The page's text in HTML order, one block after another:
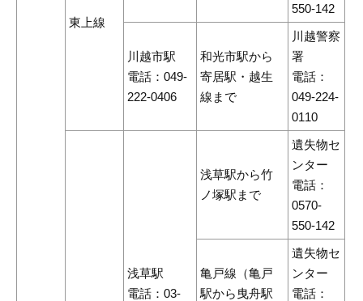
東上線
550-142
川越市駅
電話：049-
222-0406
和光市駅から
寄居駅・越生
線まで
川越警察
署
電話：
049-224-
0110
浅草駅
電話：03-
浅草駅から竹
ノ塚駅まで
遺失物セ
ンター
電話：
0570-
550-142
亀戸線（亀戸
駅から曳舟駅
遺失物セ
ンター
電話：